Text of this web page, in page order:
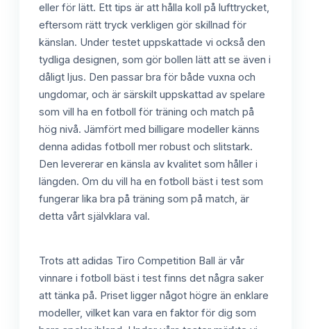
eller för lätt. Ett tips är att hålla koll på lufttrycket,
eftersom rätt tryck verkligen gör skillnad för
känslan. Under testet uppskattade vi också den
tydliga designen, som gör bollen lätt att se även i
dåligt ljus. Den passar bra för både vuxna och
ungdomar, och är särskilt uppskattad av spelare
som vill ha en fotboll för träning och match på
hög nivå. Jämfört med billigare modeller känns
denna adidas fotboll mer robust och slitstark.
Den levererar en känsla av kvalitet som håller i
längden. Om du vill ha en fotboll bäst i test som
fungerar lika bra på träning som på match, är
detta vårt självklara val.
Trots att adidas Tiro Competition Ball är vår
vinnare i fotboll bäst i test finns det några saker
att tänka på. Priset ligger något högre än enklare
modeller, vilket kan vara en faktor för dig som